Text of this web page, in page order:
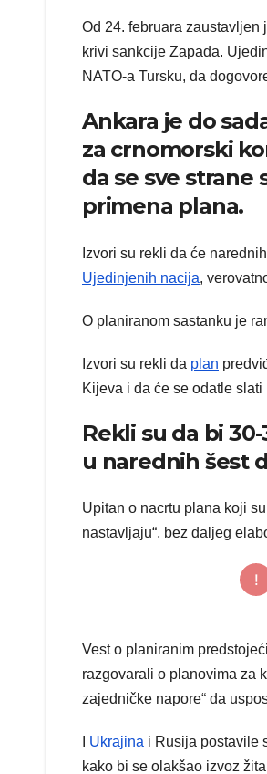
Od 24. februara zaustavljen
krivi sankcije Zapada.
NATO-a Tursku, da
Ankara je do
za crnomorski
da se sve strane
primena plana.
Izvori su rekli da će
Ujedinjenih nacija,
O planiranom sastanku je
Izvori su rekli da plan
Kijeva i da će se odatle
Rekli su da bi
u narednih šest
Upitan o nacrtu plana koji
nastavljaju“, bez daljeg
Vest o planiranim
razgovarali o planovima za
zajedničke napore“ da
Ukrajina i Rusija postavile
kako bi se olakšao izvoz